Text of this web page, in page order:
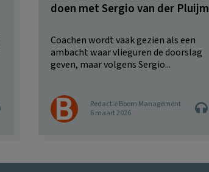
doen met Sergio van der Pluijm
Coachen wordt vaak gezien als een
ambacht waar vlieguren de doorslag
geven, maar volgens Sergio...
Redactie Boom Management
6 maart 2026